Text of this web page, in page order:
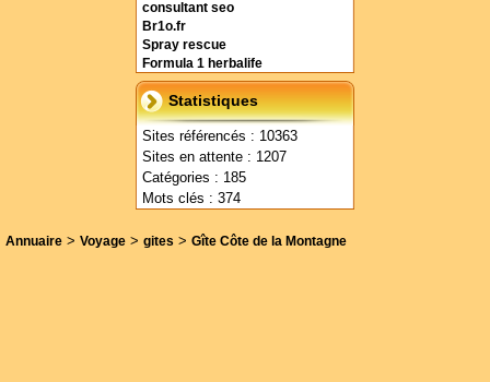
consultant seo
Br1o.fr
Spray rescue
Formula 1 herbalife
Statistiques
Sites référencés : 10363
Sites en attente : 1207
Catégories : 185
Mots clés : 374
Annuaire > Voyage > gites > Gîte Côte de la Montagne